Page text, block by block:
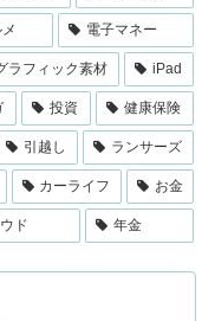
電子マネー
ラフィック素材 iPad
投資 健康保険
引越し ランサーズ
カーライフ お金
ド 年金